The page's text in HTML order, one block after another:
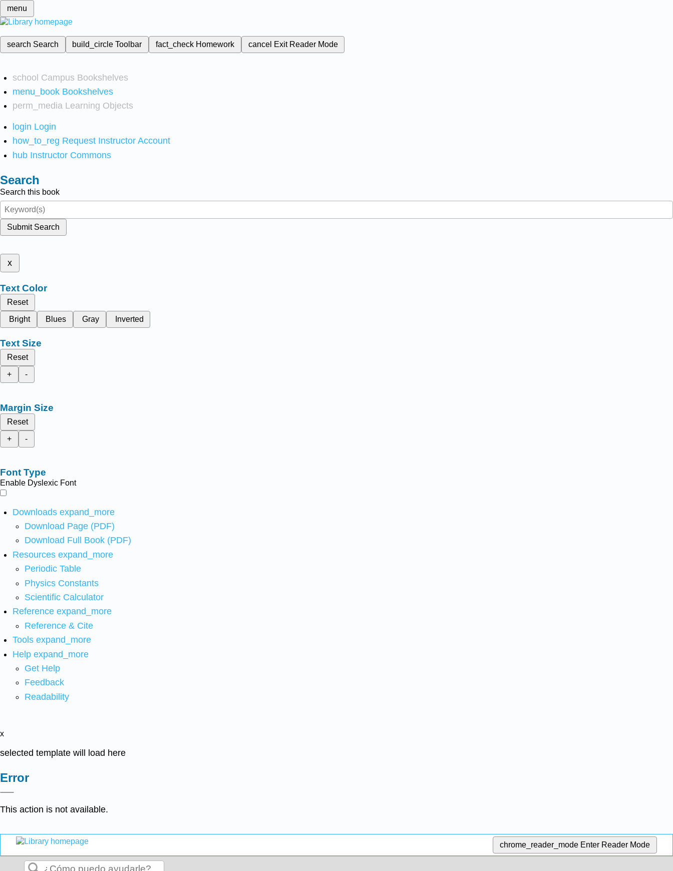
menu
search Search build_circleToolbar fact_check Homework cancel Exit Reader Mode
school Campus Bookshelves
menu_book Bookshelves
perm_media Learning Objects
login Login
how_to_reg Request Instructor Account
hub Instructor Commons
Search
Search this book
Submit Search
x
Text Color
Reset
Bright
Blues Gray Inverted
Text Size
Reset
+
-
Margin Size
Reset
+
-
Font Type
Enable Dyslexic Font
Downloads expand_more
Download Page (PDF)
Download Full Book (PDF)
Resources expand_more
Periodic Table
Physics Constants
Scientific Calculator
Reference expand_more
Reference & Cite
Tools expand_more
Help expand_more
Get Help
Feedback
Readability
x
selected template will load here
Error
This action is not available.
chrome_reader_mode Enter Reader Mode